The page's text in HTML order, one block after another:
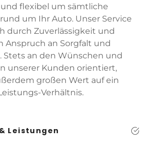
flexibel um sämtliche
um Ihr Auto. Unser Service
durch Zuverlässigkeit und
Anspruch an Sorgfalt und
Stets an den Wünschen und
unserer Kunden orientiert,
großen Wert auf ein
Verhältnis.
Leistungen